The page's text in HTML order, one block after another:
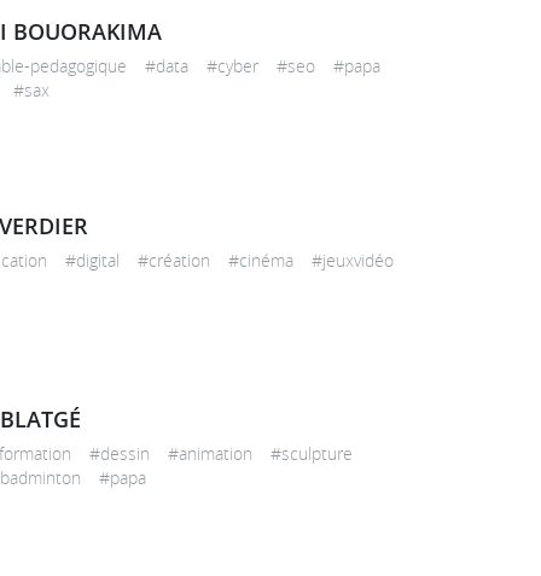
BOUORAKIMA
pedagogique #data #cyber #seo #papa
#sax
#digital #création #cinéma #jeuxvidéo
#dessin #animation #sculpture
#papa